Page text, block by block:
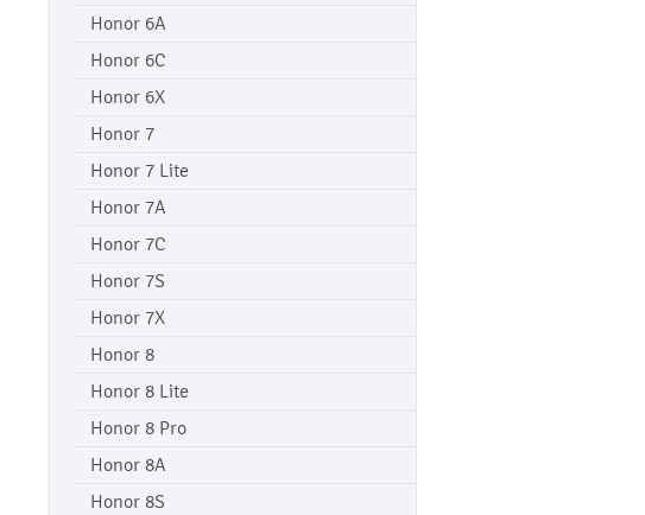
Honor 6A
Honor 6C
Honor 6X
Honor 7
Honor 7 Lite
Honor 7A
Honor 7C
Honor 7S
Honor 7X
Honor 8
Honor 8 Lite
Honor 8 Pro
Honor 8A
Honor 8S